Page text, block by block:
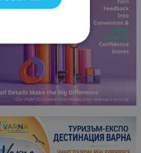
влизане и
съгласието
на сайта.